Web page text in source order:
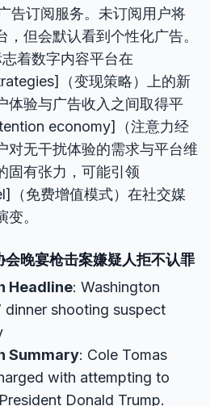
告订阅服务。未订阅用户将
，但会默认看到个性化广告。
着数字内容平台在
（变现策略）上的新
体验与广告收入之间取得平
economy]（注意力经
对无干扰体验的需求与平台维
固有张力，可能引领
（免费增值模式）在社交媒
。
晚宴枪击案嫌疑人拒不认罪
Headline: Washington
dinner shooting suspect
Summary: Cole Tomas
with attempting to
Donald Trump.